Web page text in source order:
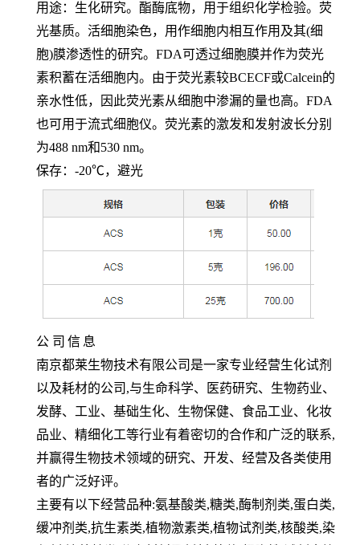
用途：生化研究。酯酶底物，用于组织化学检验。荧
光基质。活细胞染色，用作细胞内相互作用及其(细
胞)膜渗透性的研究。FDA可透过细胞膜并作为荧光
素积蓄在活细胞内。由于荧光素较BCECF或Calcein的
亲水性低，因此荧光素从细胞中渗漏的量也高。FDA
也可用于流式细胞仪。荧光素的激发和发射波长分别
为488 nm和530 nm。
保存： -20℃，避光
公 司 信 息
南京都莱生物技术有限公司是一家专业经营生化试剂
以及耗材的公司,与生命科学、医药研究、生物药业、
发酵、工业、基础生化、生物保健、食品工业、化妆
品业、精细化工等行业有着密切的合作和广泛的联系,
并赢得生物技术领域的研究、开发、经营及各类使用
者的广泛好评。
主要有以下经营品种:氨基酸类,糖类,酶制剂类,蛋白类,
缓冲剂类,抗生素类,植物激素类,植物试剂类,核酸类,染